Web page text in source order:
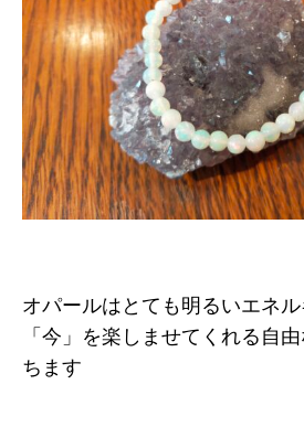
オパールはとても明るいエネ
「今」を楽しませてくれる自
ちます